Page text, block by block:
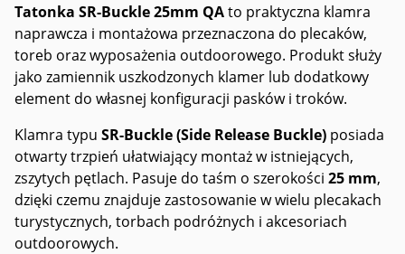
Tatonka SR-Buckle 25mm QAto praktyczna klamra
naprawcza i montażowa przeznaczona do plecaków,
toreb oraz wyposażenia outdoorowego. Produkt służy
jako zamiennik uszkodzonych klamer lub dodatkowy
element do własnej konfiguracji pasków i troków.
Klamra typu SR-Buckle (Side Release Buckle) posiada
otwarty trzpień ułatwiający montaż w istniejących,
zszytych pętlach. Pasuje do taśm o szerokości 25 mm,
dzięki czemu znajduje zastosowanie w wielu plecakach
turystycznych, torbach podróżnych i akcesoriach
outdoorowych.